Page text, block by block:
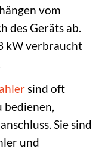
vom
des Geräts ab.
kW verbraucht
sind oft
Sie sind
und